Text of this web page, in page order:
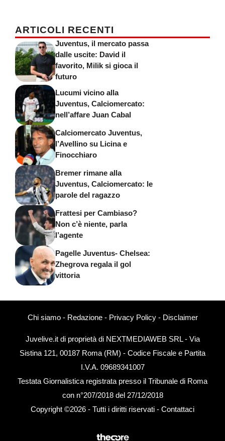
ARTICOLI RECENTI
Juventus, il mercato passa
dalle uscite: David il
favorito, Milik si gioca il
futuro
Lucumi vicino alla
Juventus, Calciomercato:
nell’affare Juan Cabal
Calciomercato Juventus,
l’Avellino su Licina e
Finocchiaro
Bremer rimane alla
Juventus, Calciomercato: le
parole del ragazzo
Frattesi per Cambiaso?
Non c’è niente, parla
l’agente
Pagelle Juventus- Chelsea:
Zhegrova regala il gol
vittoria
Chi siamo- Redazione- Privacy Policy- Disclaimer
Juvelive.it di proprietà di NEXTMEDIAWEB SRL - Via
Sistina 121, 00187 Roma (RM) - Codice Fiscale e Partita
I.V.A. 09689341007
Testata Giornalistica registrata presso il Tribunale di Roma
con n°207/2018 del 27/12/2018
Copyright ©2026 - Tutti i diritti riservati - Contattaci